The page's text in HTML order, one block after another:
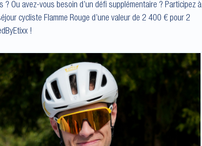
Ou avez-vous besoin d’un défi supplémentaire ? Participez à
cycliste Flamme Rouge d’une valeur de 2 400 € pour 2
!